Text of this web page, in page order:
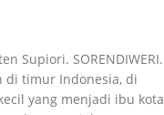
Supiori. SORENDIWERI.
di timur Indonesia, di
yang menjadi ibu kota